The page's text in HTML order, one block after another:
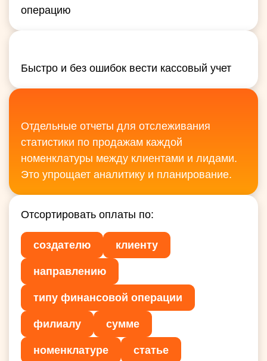
операцию
Быстро и без ошибок вести кассовый учет
Отдельные отчеты для отслеживания
статистики по продажам каждой
номенклатуры между клиентами и лидами.
Это упрощает аналитику и планирование.
Отсортировать оплаты по:
создателю клиенту
направлению
типу финансовой операции
филиалу сумме
номенклатуре статье